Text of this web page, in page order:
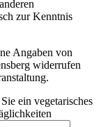
zur Kenntnis
Angaben von
widerrufen
ein vegetarisches